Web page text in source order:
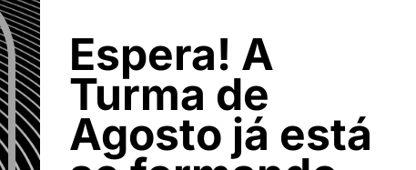
e deixam de considerar que, para se tornar
levará quase uma década, destinada aos seis anos de
a ideia de nunca parar de estudar e ter uma carga
constantemente com situações difíceis. Assim, tanto o
Espera! A
Turma de
Agosto já está